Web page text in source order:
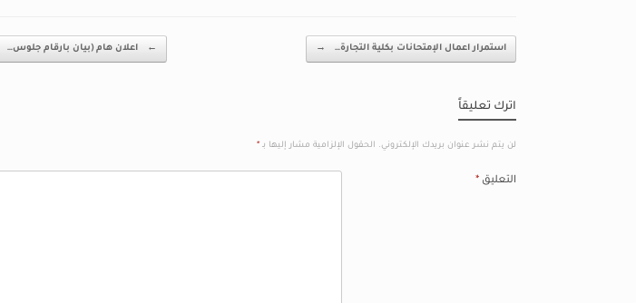
Post navigation
← اعلان هام (بيان بارقام جلوس… استمرار اعمال الإمتحانات بكلية التجارة… →
اترك تعليقاً
لن يتم نشر عنوان بريدك الإلكتروني. الحقول الإلزامية مشار إليها بـ *
التعليق *